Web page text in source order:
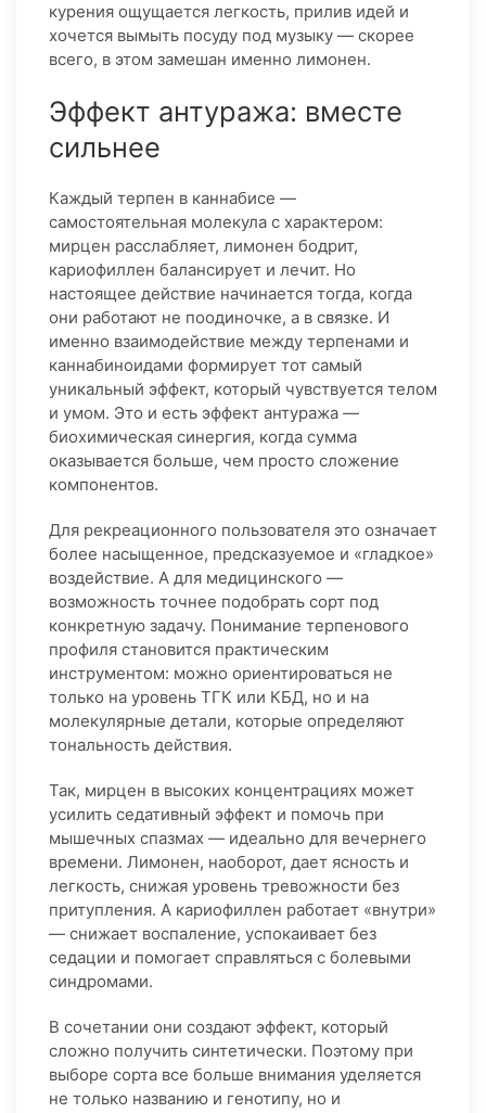
курения ощущается легкость, прилив идей и
хочется вымыть посуду под музыку — скорее
всего, в этом замешан именно лимонен.
Эффект антуража: вместе
сильнее
Каждый терпен в каннабисе —
самостоятельная молекула с характером:
мирцен расслабляет, лимонен бодрит,
кариофиллен балансирует и лечит. Но
настоящее действие начинается тогда, когда
они работают не поодиночке, а в связке. И
именно взаимодействие между терпенами и
каннабиноидами формирует тот самый
уникальный эффект, который чувствуется телом
и умом. Это и есть эффект антуража —
биохимическая синергия, когда сумма
оказывается больше, чем просто сложение
компонентов.
Для рекреационного пользователя это означает
более насыщенное, предсказуемое и «гладкое»
воздействие. А для медицинского —
возможность точнее подобрать сорт под
конкретную задачу. Понимание терпенового
профиля становится практическим
инструментом: можно ориентироваться не
только на уровень ТГК или КБД, но и на
молекулярные детали, которые определяют
тональность действия.
Так, мирцен в высоких концентрациях может
усилить седативный эффект и помочь при
мышечных спазмах — идеально для вечернего
времени. Лимонен, наоборот, дает ясность и
легкость, снижая уровень тревожности без
притупления. А кариофиллен работает «внутри»
— снижает воспаление, успокаивает без
седации и помогает справляться с болевыми
синдромами.
В сочетании они создают эффект, который
сложно получить синтетически. Поэтому при
выборе сорта все больше внимания уделяется
не только названию и генотипу, но и